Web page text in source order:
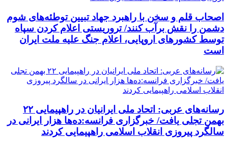
اصحاب قلم و سخن با راهبرد جهاد تبیین توطئه‌های شوم
دشمن را نقش برآب کنند/ تروریستی اعلام کردن سپاه
توسط کشورهای اروپایی، اعلام جنگ علیه ملت ایران
است
رسانه‌های عربی: اتحاد ملی ایرانیان در راهپیمایی ۲۲
بهمن تجلی یافت/ خبرگزاری فرانسه:ده‌ها هزار ایرانی در
سالگرد پیروزی انقلاب اسلامی راهپیمایی کردند